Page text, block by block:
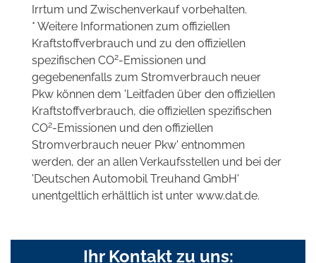
Irrtum und Zwischenverkauf vorbehalten.
* Weitere Informationen zum offiziellen
Kraftstoffverbrauch und zu den offiziellen
spezifischen CO2-Emissionen und
gegebenenfalls zum Stromverbrauch neuer
Pkw können dem 'Leitfaden über den offiziellen
Kraftstoffverbrauch, die offiziellen spezifischen
CO2-Emissionen und den offiziellen
Stromverbrauch neuer Pkw' entnommen
werden, der an allen Verkaufsstellen und bei der
'Deutschen Automobil Treuhand GmbH'
unentgeltlich erhältlich ist unter www.dat.de.
Ihr Kontakt zu uns: